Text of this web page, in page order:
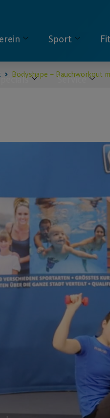
Sport
Service
Bodyshape – Bauchworkout